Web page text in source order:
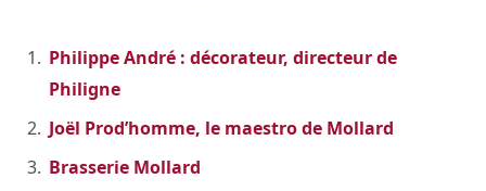
Philippe André : décorateur, directeur de
Philigne
Joël Prod’homme, le maestro de Mollard
Brasserie Mollard